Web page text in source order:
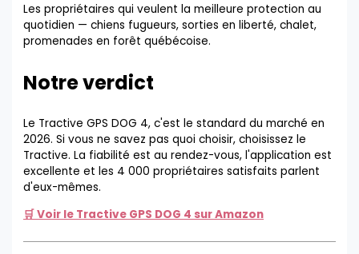
Les propriétaires qui veulent la meilleure protection au
quotidien — chiens fugueurs, sorties en liberté, chalet,
promenades en forêt québécoise.
Notre verdict
Le Tractive GPS DOG 4, c'est le standard du marché en
2026. Si vous ne savez pas quoi choisir, choisissez le
Tractive. La fiabilité est au rendez-vous, l'application est
excellente et les 4 000 propriétaires satisfaits parlent
d'eux-mêmes.
🛒 Voir le Tractive GPS DOG 4 sur Amazon